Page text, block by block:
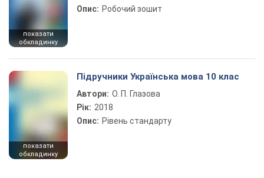
показати
обкладинку
Опис: Робочий зошит
показати
обкладинку
Підручники Українська мова 10 клас
Автори: О. П. Глазова
Рік: 2018
Опис: Рівень стандарту